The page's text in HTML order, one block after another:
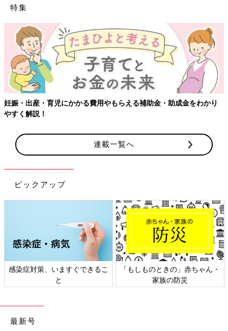
特集
妊娠・出産・育児にかかる費用やもらえる補助金・助成金をわかり
やすく解説！
連載一覧へ
ピックアップ
感染症対策、いますぐできるこ
と
「もしものときの」赤ちゃん・
家族の防災
最新号